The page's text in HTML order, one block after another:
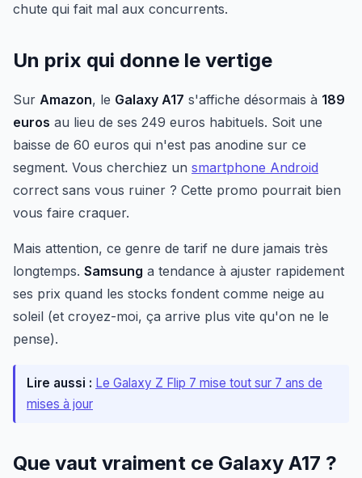
chute qui fait mal aux concurrents.
Un prix qui donne le vertige
Sur Amazon, le Galaxy A17 s'affiche désormais à 189
euros au lieu de ses 249 euros habituels. Soit une
baisse de 60 euros qui n'est pas anodine sur ce
segment. Vous cherchiez un smartphone Android
correct sans vous ruiner ? Cette promo pourrait bien
vous faire craquer.
Mais attention, ce genre de tarif ne dure jamais très
longtemps. Samsung a tendance à ajuster rapidement
ses prix quand les stocks fondent comme neige au
soleil (et croyez-moi, ça arrive plus vite qu'on ne le
pense).
Lire aussi : Le Galaxy Z Flip 7 mise tout sur 7 ans de
mises à jour
Que vaut vraiment ce Galaxy A17 ?